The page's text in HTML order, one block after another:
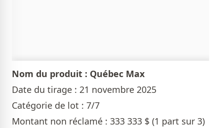
Nom du produit : Québec Max
Date du tirage : 21 novembre 2025
Catégorie de lot : 7/7
Montant non réclamé : 333 333 $ (1 part sur 3)